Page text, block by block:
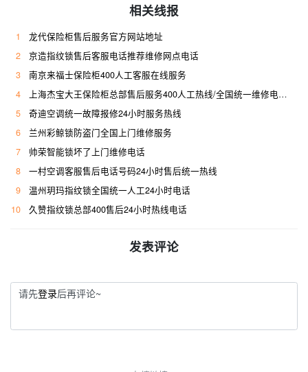
相关线报
1
龙代保险柜售后服务官方网站地址
2
京造指纹锁售后客服电话推荐维修网点电话
3
南京来福士保险柜400人工客服在线服务
4
上海杰宝大王保险柜总部售后服务400人工热线/全国统一维修电话是多少
5
奇迪空调统一故障报修24小时服务热线
6
兰州彩鲸锁防盗门全国上门维修服务
7
帅荣智能锁坏了上门维修电话
8
一村空调客服售后电话号码24小时售后统一热线
9
温州玥玛指纹锁全国统一人工24小时电话
10
久赞指纹锁总部400售后24小时热线电话
发表评论
请先登录后再评论~